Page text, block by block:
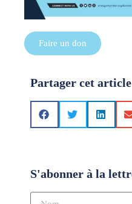
Faire un don
Partager cet article
S'abonner à la